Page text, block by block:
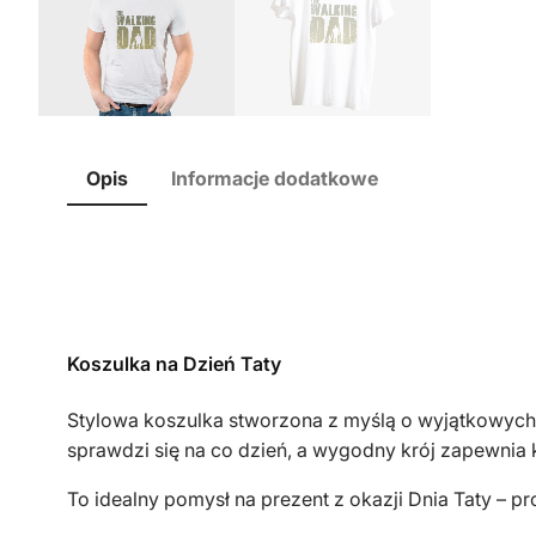
Opis Informacje dodatkowe
Koszulka na Dzień Taty
Stylowa koszulka stworzona z myślą o
sprawdzi się na co dzień, a wygodny krój
To idealny pomysł na prezent z okazji Dnia Taty –